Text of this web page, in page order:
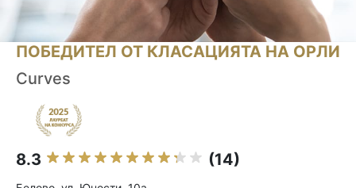
ПОБЕДИТЕЛ ОТ КЛАСАЦИЯТА НА ОРЛИ
Curves
8.3 (14)